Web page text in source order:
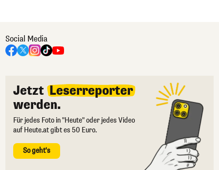
Social Media
Jetzt Leserreporter
werden.
Für jedes Foto in "Heute" oder jedes Video
auf Heute.at gibt es 50 Euro.
So geht's